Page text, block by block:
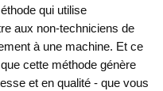
qui utilise
aux non-techniciens de
à une machine. Et ce
cette méthode génère
et en qualité - que vous